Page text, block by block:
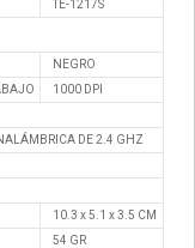
TE-1217S
NEGRO
1000 DPI
DE 2.4 GHZ
10.3 x 5.1 x 3.5 CM
54 GR